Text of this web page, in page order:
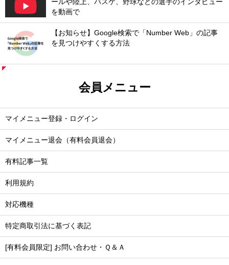
ールや陸上、バスケ、野球などの選手のインタビュー
を動画で
【お知らせ】Google検索で「Number Web」の記事
を見つけやすくする方法
会員メニュー
マイメニュー登録・ログイン
マイメニュー退会（有料会員退会）
有料記事一覧
利用規約
対応機種
特定商取引法に基づく表記
[有料会員限定] お問い合わせ・Ｑ＆Ａ